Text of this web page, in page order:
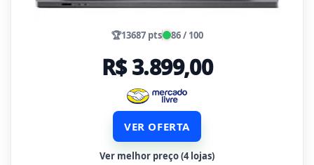
🏆13687 pts 86 / 100
R$ 3.899,00
VER OFERTA
Ver melhor preço (4 lojas)